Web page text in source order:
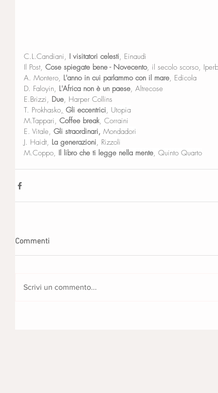
C.L.Candiani, I visitatori celesti, Einaudi
Il Post, Cose spiegate bene - Novecento, il secolo scorso,
A. Montero, L'anno in cui parlammo con il mare, Edicola
D. Faloyin, L'Africa non è un paese, Altrecose
E.Brizzi, Due, Harper Collins
T. Prokhasko, Gli eccentrici, Utopia
M.Tappari, Coffee break, Corraini
E. Vitale, Gli straordinari, Mondadori
J. Haidt, La generazioni, Rizzoli
M.Coppo, Il libro che ti legge nella mente, Quinto Quarto
Commenti
Scrivi un commento...